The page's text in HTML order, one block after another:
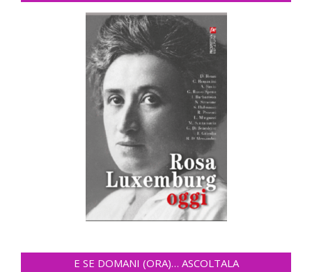
E SE DOMANI (ORA)… ASCOLTALA